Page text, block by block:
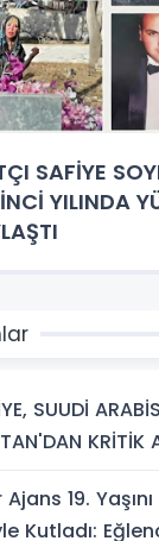
SAFİYE
YILINDA
SUUDİ
KRİTİK
19.
Kutladı: